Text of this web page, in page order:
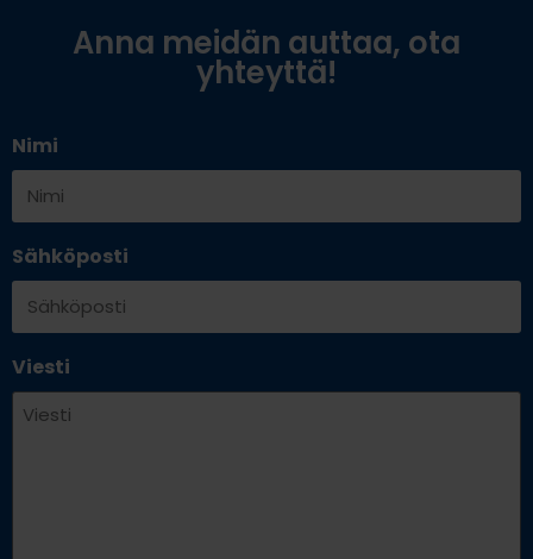
Anna meidän auttaa, ota
yhteyttä!
Nimi
Sähköposti
Viesti